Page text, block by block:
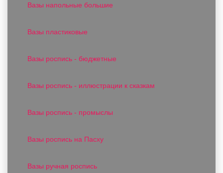
Вазы напольные большие
Вазы пластиковые
Вазы роспись - бюджетные
Вазы роспись - иллюстрации к сказкам
Вазы роспись - промыслы
Вазы роспись на Пасху
Вазы ручная роспись